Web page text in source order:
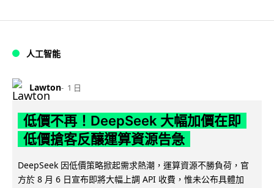
人工智能
Lawton 1 日
低價不再！DeepSeek 大幅加價在即
低價搶客反釀運算資源告急
DeepSeek 因低價策略掀起需求熱潮，運算資源不勝負荷，官
方於 8 月 6 日宣布即將大幅上調 API 收費，惟未公布具體加